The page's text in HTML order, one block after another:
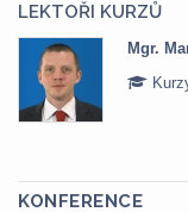
LEKTOŘI KURZŮ
Mgr.
KONFERENCE